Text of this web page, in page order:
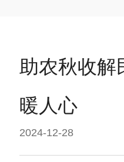
助农秋收解
暖人心
2024-12-28